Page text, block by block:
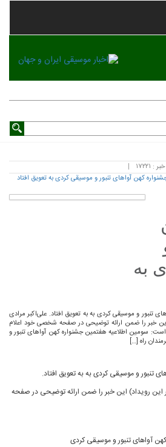
: ۱۷۲۲۱
به
تنبور و موسیقی کردی به به تعویق افتاد. علی‌اکبر مرادی
این خبر را ضمن ارائه توضیحی در صفحه شخصی خود اعلام
سومین اطلاعیه هفتمین جشنواره کهن آواهای تنبور و
راه […]
تنبور و موسیقی کردی به به تعویق افتاد.
این رویداد) این خبر را ضمن ارائه توضیحی در صفحه
آواهای تنبور و موسیقی کردی